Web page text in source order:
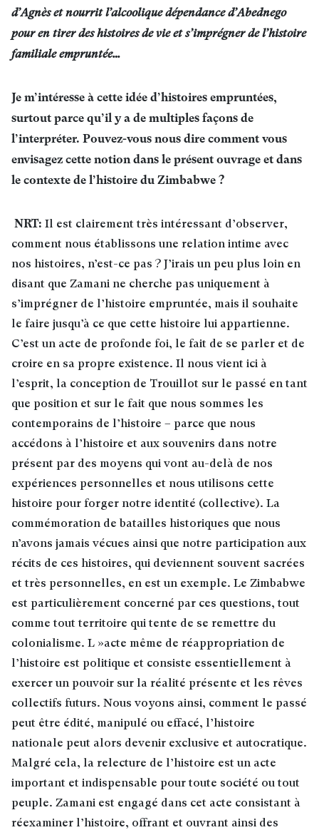
d’Agnès et nourrit l’alcoolique dépendance d’Abednego
pour en tirer des histoires de vie et s’imprégner de l’histoire
familiale empruntée…
Je m’intéresse à cette idée d’histoires empruntées,
surtout parce qu’il y a de multiples façons de
l’interpréter. Pouvez-vous nous dire comment vous
envisagez cette notion dans le présent ouvrage et dans
le contexte de l’histoire du Zimbabwe ?
NRT: Il est clairement très intéressant d’observer,
comment nous établissons une relation intime avec
nos histoires, n’est-ce pas ? J’irais un peu plus loin en
disant que Zamani ne cherche pas uniquement à
s’imprégner de l’histoire empruntée, mais il souhaite
le faire jusqu’à ce que cette histoire lui appartienne.
C’est un acte de profonde foi, le fait de se parler et de
croire en sa propre existence. Il nous vient ici à
l’esprit, la conception de Trouillot sur le passé en tant
que position et sur le fait que nous sommes les
contemporains de l’histoire – parce que nous
accédons à l’histoire et aux souvenirs dans notre
présent par des moyens qui vont au-delà de nos
expériences personnelles et nous utilisons cette
histoire pour forger notre identité (collective). La
commémoration de batailles historiques que nous
n’avons jamais vécues ainsi que notre participation aux
récits de ces histoires, qui deviennent souvent sacrées
et très personnelles, en est un exemple. Le Zimbabwe
est particulièrement concerné par ces questions, tout
comme tout territoire qui tente de se remettre du
colonialisme. L »acte même de réappropriation de
l’histoire est politique et consiste essentiellement à
exercer un pouvoir sur la réalité présente et les rêves
collectifs futurs. Nous voyons ainsi, comment le passé
peut être édité, manipulé ou effacé, l’histoire
nationale peut alors devenir exclusive et autocratique.
Malgré cela, la relecture de l’histoire est un acte
important et indispensable pour toute société ou tout
peuple. Zamani est engagé dans cet acte consistant à
réexaminer l’histoire, offrant et ouvrant ainsi des